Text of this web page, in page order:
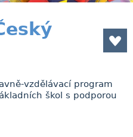
vzdělávací program
škol s podporou